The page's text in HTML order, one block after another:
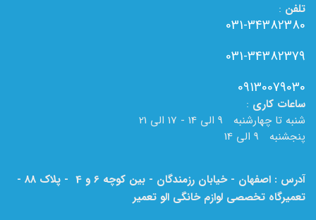
تلفن :
031-34382380
031-34382379
09130079030
ساعات کاری :
شنبه تا چهارشنبه 9 الی 14 - 17 الی 21
پنجشنبه 9 الی 14
آدرس : اصفهان - خیابان رزمندگان - بین کوچه 6 و 4 - پلاک 88 -
تعمیرگاه تخصصی لوازم خانگی الو تعمیر